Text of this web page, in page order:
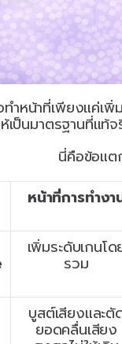
ำหน้าที่เพียงแค่เพิ่
เป็นมาตรฐานที่แท้
นี่คือข้อแต
หน้าที่การทำงา
เพิ่มระดับเกนโด
รวม
บูสต์เสียงและตั
ยอดคลื่นเสียง